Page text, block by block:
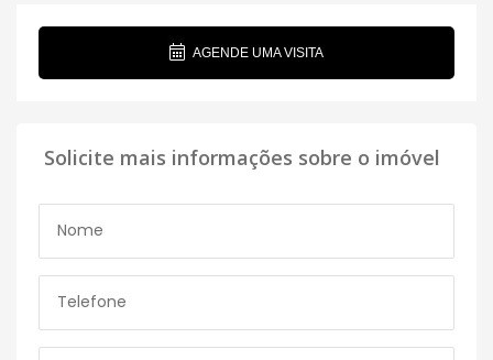
AGENDE UMA VISITA
Solicite mais informações sobre o imóvel